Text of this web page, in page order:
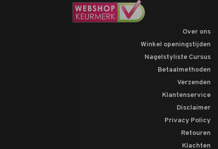
Over ons
Winkel openingstijden
Nagelstyliste Cursus
Betaalmethoden
Verzenden
Klantenservice
Disclaimer
Privacy Policy
Retouren
Klachten